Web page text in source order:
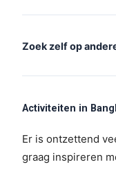
Zoek zelf op
Activiteiten in
Er is ontzettend
graag inspireren